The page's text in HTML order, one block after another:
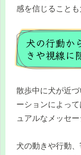
感を信じることも
犬の行動か
きや視線に
散歩中に犬が近
ーションによっ
ュアルなメッセ
犬の動きや行動